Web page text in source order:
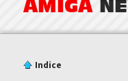
AMIGA
Indice